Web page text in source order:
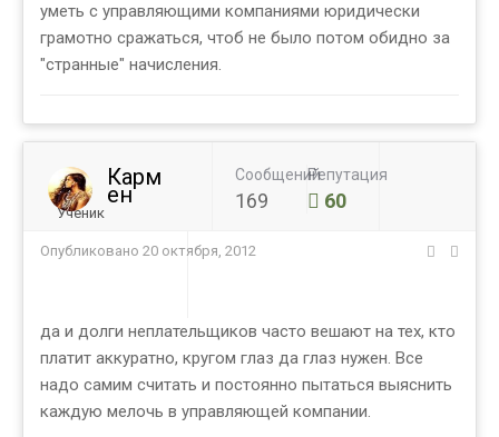
уметь с управляющими компаниями юридически
грамотно сражаться, чтоб не было потом обидно за
"странные" начисления.
Карм
ен
Ученик
Сообщений
169
Репутация
60
Опубликовано 20 октября, 2012
да и долги неплательщиков часто вешают на тех, кто
платит аккуратно, кругом глаз да глаз нужен. Все
надо самим считать и постоянно пытаться выяснить
каждую мелочь в управляющей компании.